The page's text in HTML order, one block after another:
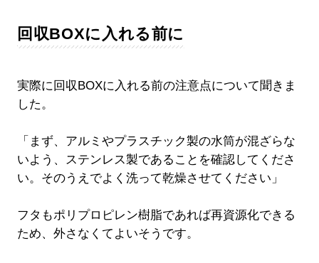
回収BOXに入れる前に
実際に回収BOXに入れる前の注意点について聞きま
した。
「まず、アルミやプラスチック製の水筒が混ざらな
いよう、ステンレス製であることを確認してくださ
い。そのうえでよく洗って乾燥させてください」
フタもポリプロピレン樹脂であれば再資源化できる
ため、外さなくてよいそうです。